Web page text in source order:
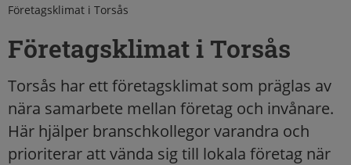
Företagsklimat i Torsås
Företagsklimat i Torsås
Torsås har ett företagsklimat som präglas av
nära samarbete mellan företag och invånare.
Här hjälper branschkollegor varandra och
prioriterar att vända sig till lokala företag när